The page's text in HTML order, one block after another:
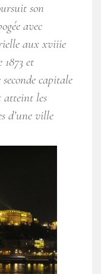
son
avec
aux xviiie
et
capitale
atteint les
d’une ville